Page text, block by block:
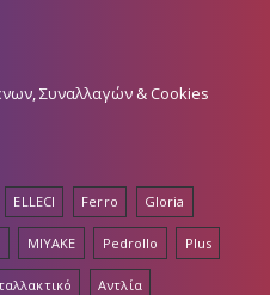
Συναλλαγών & Cookies
ELLECI Ferro Gloria
MIYAKE Pedrollo Plus
Αντλία